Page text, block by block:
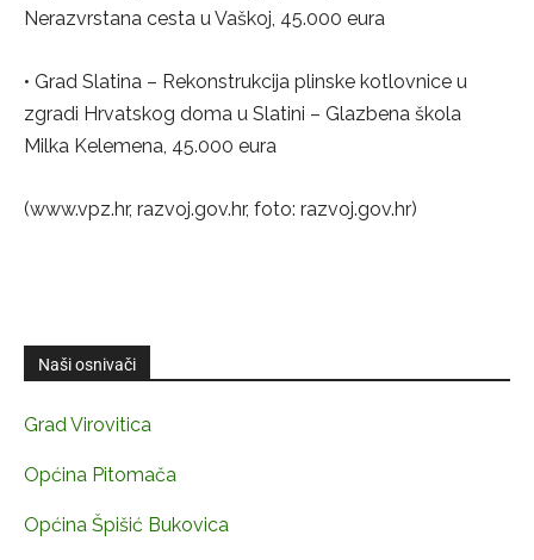
Nerazvrstana cesta u Vaškoj, 45.000 eura
• Grad Slatina – Rekonstrukcija plinske kotlovnice u
zgradi Hrvatskog doma u Slatini – Glazbena škola
Milka Kelemena, 45.000 eura
(www.vpz.hr, razvoj.gov.hr, foto: razvoj.gov.hr)
Naši osnivači
Grad Virovitica
Općina Pitomača
Općina Špišić Bukovica